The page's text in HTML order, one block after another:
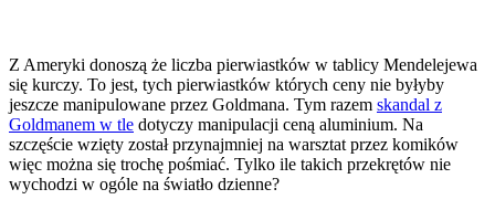
Z Ameryki donoszą że liczba pierwiastków w tablicy Mendelejewa
się kurczy. To jest, tych pierwiastków których ceny nie byłyby
jeszcze manipulowane przez Goldmana. Tym razem skandal z
Goldmanem w tle dotyczy manipulacji ceną aluminium. Na
szczęście wzięty został przynajmniej na warsztat przez komików
więc można się trochę pośmiać. Tylko ile takich przekrętów nie
wychodzi w ogóle na światło dzienne?